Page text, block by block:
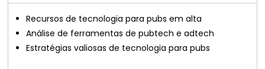
Recursos de tecnologia para pubs em alta
Análise de ferramentas de pubtech e adtech
Estratégias valiosas de tecnologia para pubs